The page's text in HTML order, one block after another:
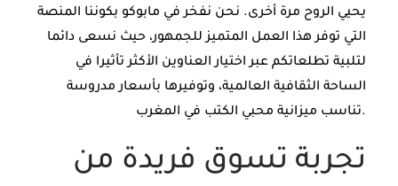
يحيي الروح مرة أخرى. نحن نفخر في مابوكو بكوننا المنصة
التي توفر هذا العمل المتميز للجمهور، حيث نسعى دائما
لتلبية تطلعاتكم عبر اختيار العناوين الأكثر تأثيرا في
الساحة الثقافية العالمية، وتوفيرها بأسعار مدروسة
تناسب ميزانية محبي الكتب في المغرب.
تجربة تسوق فريدة من